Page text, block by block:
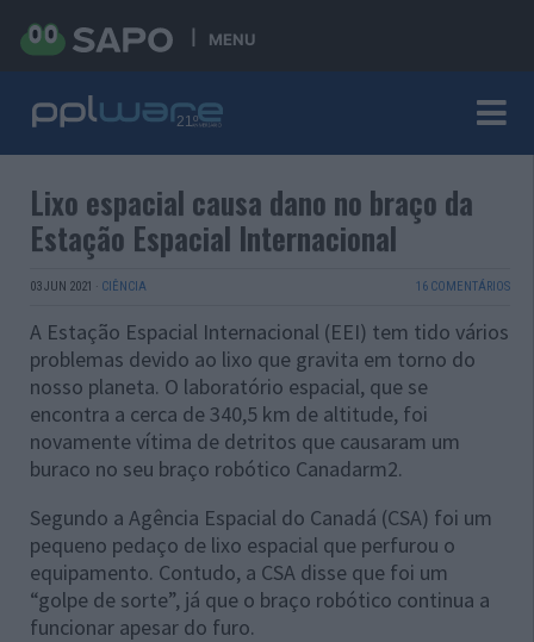
MENU
Lixo espacial causa dano no braço da
Estação Espacial Internacional
03 JUN 2021 · CIÊNCIA 16 COMENTÁRIOS
A Estação Espacial Internacional (EEI) tem tido vários
problemas devido ao lixo que gravita em torno do
nosso planeta. O laboratório espacial, que se
encontra a cerca de 340,5 km de altitude, foi
novamente vítima de detritos que causaram um
buraco no seu braço robótico Canadarm2.
Segundo a Agência Espacial do Canadá (CSA) foi um
pequeno pedaço de lixo espacial que perfurou o
equipamento. Contudo, a CSA disse que foi um
“golpe de sorte”, já que o braço robótico continua a
funcionar apesar do furo.